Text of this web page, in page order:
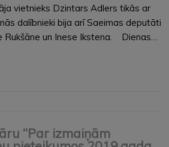
vietnieks Dzintars Adlers tikās ar
dalībnieki bija arī Saeimas deputāti
Rukšāne un Inese Ikstena. Dienas…
“Par izmaiņām